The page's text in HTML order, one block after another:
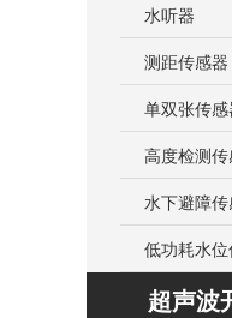
水听器
测距传感器
单双张传感
高度检测传
水下避障传
低功耗水
超声波